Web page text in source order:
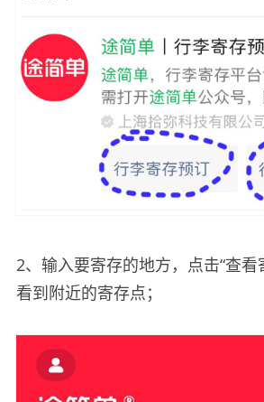
2、输入要寄存的地方，点击“查看
看到附近的寄存点；